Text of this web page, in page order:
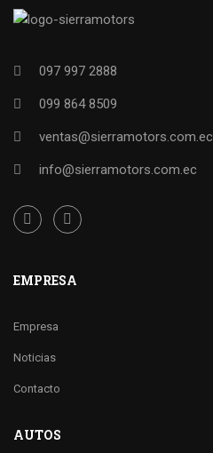
097 997 2888
099 864 8509
ventas@sierramotors.com.ec
info@sierramotors.com.ec
EMPRESA
Empresa
Noticias
Contacto
AUTOS